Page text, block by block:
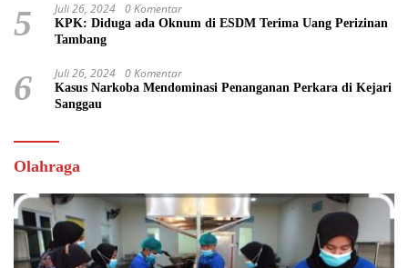
5 Juli 26, 2024 0 Komentar
KPK: Diduga ada Oknum di ESDM Terima Uang Perizinan
Tambang
6 Juli 26, 2024 0 Komentar
Kasus Narkoba Mendominasi Penanganan Perkara di Kejari
Sanggau
Olahraga